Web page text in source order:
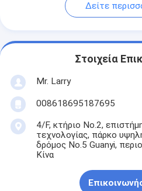
Δείτε
Στοιχεία
Mr. Larry
008618695187695
4/F, κτήριο No.2,
τεχνολογίας, πάρκο
δρόμος No.5 Guanyi,
Κίνα